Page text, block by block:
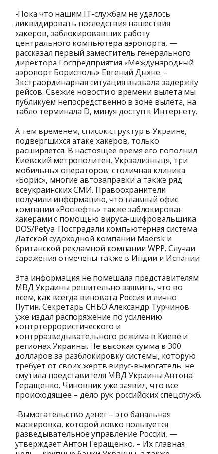
-Пока что нашим IT-службам не удалось
ликвидировать последствия нашествия
хакеров, заблокировавших работу
центрального компьютера аэропорта, —
рассказал первый заместитель генерального
директора Госпредприятия «Международный
аэропорт Борисполь» Евгений Дыхне. –
Экстраординарная ситуация вызвала задержку
рейсов. Свежие новости о времени вылета мы
публикуем непосредственно в зоне вылета, на
табло терминала D, минуя доступ к Интернету.
А тем временем, список структур в Украине,
подвергшихся атаке хакеров, только
расширяется. В настоящее время его пополнил
Киевский метрополитен, Укрзализныця, три
мобильных операторов, столичная клиника
«Борис», многие автозаправки а также ряд
всеукраинских СМИ. Правоохранители
получили информацию, что главный офис
компании «Роснефть» также заблокирован
хакерами с помощью вируса-шифровальщика
DOS/Petya. Пострадали компьютерная система
Датской судоходной компании Maersk и
британской рекламной компании WPP. Случаи
заражения отмечены также в Индии и Испании.
Эта информация не помешала представителям
МВД Украины решительно заявить, что во
всем, как всегда виновата Россия и лично
Путин. Секретарь СНБО Александр Турчинов
уже издал распоряжение по усилению
контртеррористического и
контрразведывательного режима в Киеве и
регионах Украины. Не высокая сумма в 300
долларов за разблокировку системы, которую
требует от своих жертв вирус-вымогатель, не
смутила представителя МВД Украины Антона
Геращенко. Чиновник уже заявил, что все
происходящее – дело рук российских спецслужб.
-Вымогательство денег – это банальная
маскировка, которой ловко пользуется
разведывательное управление России, —
утверждает Антон Геращенко. – Их главная